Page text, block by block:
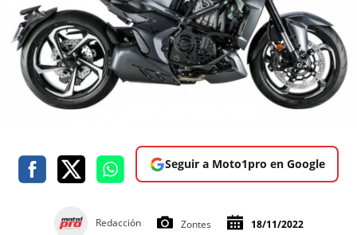
Seguir a Moto1pro en Google
Redacción Zontes 18/11/2022